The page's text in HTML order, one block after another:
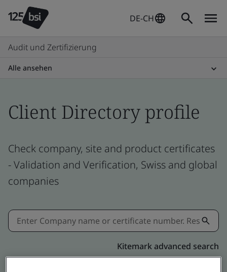
DE-CH
Audit und Zertifizierung
Alle ansehen
Client Directory profile
Check company, site and product certificates
- Validation and Verification, Swiss and global
companies
Kitemark advanced search